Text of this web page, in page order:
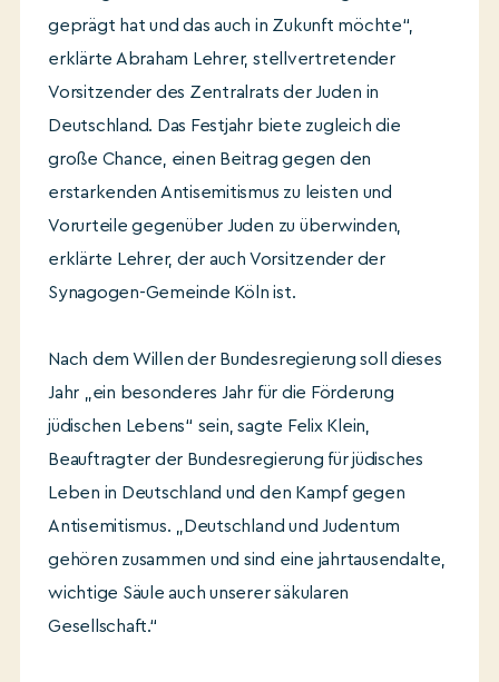
geprägt hat und das auch in Zukunft möchte“,
erklärte Abraham Lehrer, stellvertretender
Vorsitzender des Zentralrats der Juden in
Deutschland. Das Festjahr biete zugleich die
große Chance, einen Beitrag gegen den
erstarkenden Antisemitismus zu leisten und
Vorurteile gegenüber Juden zu überwinden,
erklärte Lehrer, der auch Vorsitzender der
Synagogen-Gemeinde Köln ist.
Nach dem Willen der Bundesregierung soll dieses
Jahr „ein besonderes Jahr für die Förderung
jüdischen Lebens“ sein, sagte Felix Klein,
Beauftragter der Bundesregierung für jüdisches
Leben in Deutschland und den Kampf gegen
Antisemitismus. „Deutschland und Judentum
gehören zusammen und sind eine jahrtausendalte,
wichtige Säule auch unserer säkularen
Gesellschaft.“